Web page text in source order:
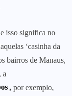
isso significa no
‘casinha da
bairros de Manaus,
a
, por exemplo,